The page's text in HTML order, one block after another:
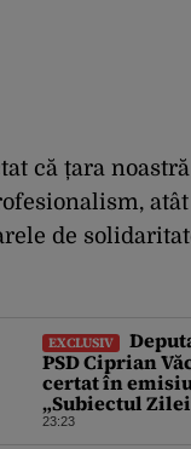
că țara
de
EXCLUSIV
PSD Ciprian
certat în
„Subiectul
deputatul USR
23:23